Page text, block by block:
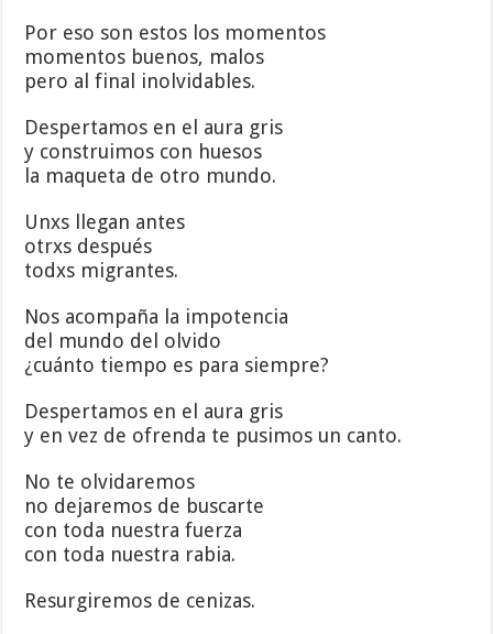
Por eso son estos los momentos
momentos buenos, malos
pero al final inolvidables.
Despertamos en el aura gris
y construimos con huesos
la maqueta de otro mundo.
Unxs llegan antes
otrxs después
todxs migrantes.
Nos acompaña la impotencia
del mundo del olvido
¿cuánto tiempo es para siempre?
Despertamos en el aura gris
y en vez de ofrenda te pusimos un canto.
No te olvidaremos
no dejaremos de buscarte
con toda nuestra fuerza
con toda nuestra rabia.
Resurgiremos de cenizas.